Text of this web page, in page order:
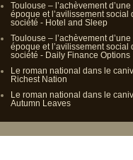
Toulouse – l’achèvement d’une
époque et l’avilissement social
société - Hotel and Sleep
Toulouse – l’achèvement d’une
époque et l’avilissement social
société - Daily Finance Options
Le roman national dans le
Richest Nation
Le roman national dans le
Autumn Leaves